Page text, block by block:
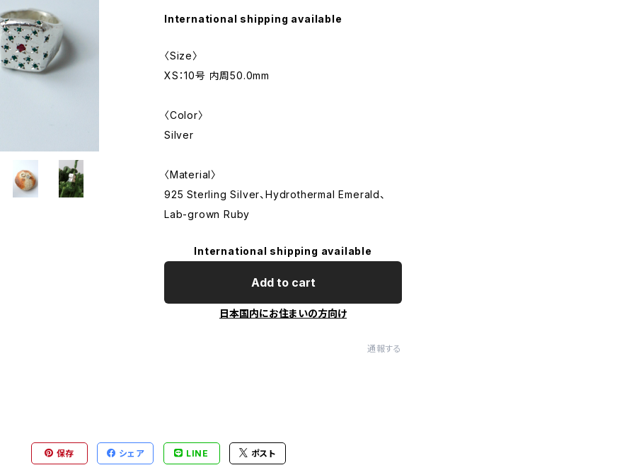
International shipping available
〈Size〉
XS：10号 内周50.0mm
〈Color〉
Silver
〈Material〉
925 Sterling Silver、Hydrothermal Emerald、
Lab-grown Ruby
International shipping available
Add to cart
日本国内にお住まいの方向け
通報する
保存 シェア LINE ポスト